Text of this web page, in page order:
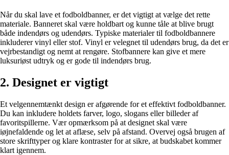
Når du skal lave et fodboldbanner, er det vigtigt at vælge det rette
materiale. Banneret skal være holdbart og kunne tåle at blive brugt
både indendørs og udendørs. Typiske materialer til fodboldbannere
inkluderer vinyl eller stof. Vinyl er velegnet til udendørs brug, da det er
vejrbestandigt og nemt at rengøre. Stofbannere kan give et mere
luksuriøst udtryk og er gode til indendørs brug.
2. Designet er vigtigt
Et velgennemtænkt design er afgørende for et effektivt fodboldbanner.
Du kan inkludere holdets farver, logo, slogans eller billeder af
favoritspillerne. Vær opmærksom på at designet skal være
iøjnefaldende og let at aflæse, selv på afstand. Overvej også brugen af
store skrifttyper og klare kontraster for at sikre, at budskabet kommer
klart igennem.